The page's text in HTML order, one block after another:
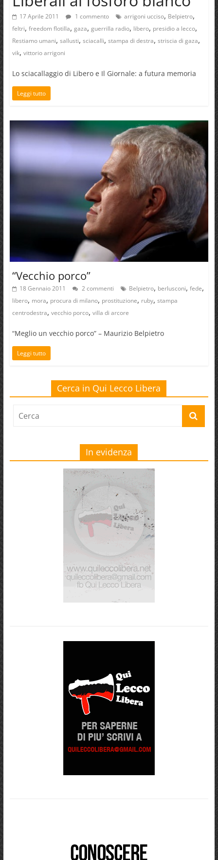
17 Aprile 2011 1 commento arrigoni ucciso, Belpietro,
feltri, freedom flotilla, gaza, guerrilla radio, libero, presidio a lecco,
Restiamo umani, sallusti, sciacalli, stampa di destra, striscia di gaza,
vik, vittorio arrigoni
Lo sciacallaggio di Libero e Il Giornale: a futura memoria
Leggi tutto
“Vecchio porco”
18 Gennaio 2011 2 commenti Belpietro, berlusconi, fede,
libero, mora, procura di milano, prostituzione, ruby, stampa
centrodestra, vecchio porco, villa di arcore
“Meglio un vecchio porco” – Maurizio Belpietro
Leggi tutto
Cerca in Qui Lecco Libera
In evidenza